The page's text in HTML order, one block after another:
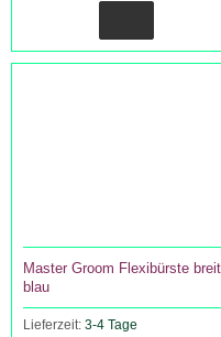
Master Groom Flexibürste breit
blau
Lieferzeit: 3-4 Tage